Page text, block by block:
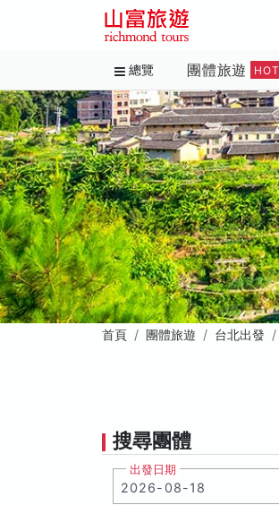
總覽 團體旅遊 HOT
首頁 團體旅遊 台北出發
搜尋團體
出發日期